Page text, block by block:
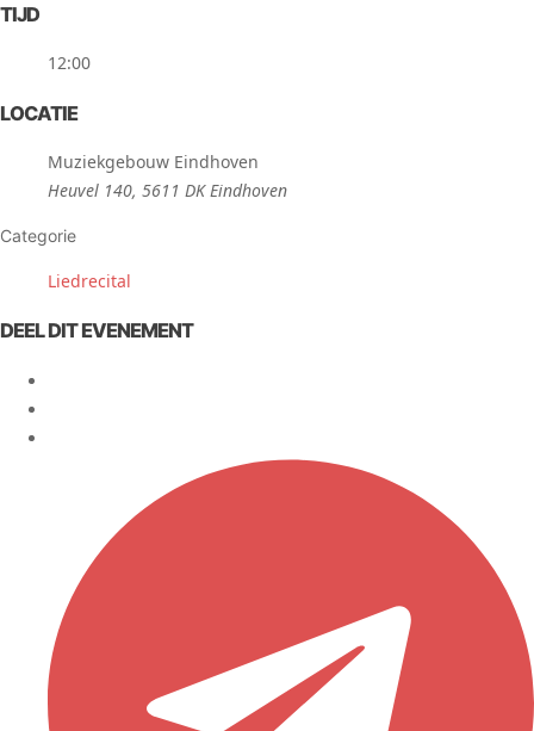
TIJD
12:00
LOCATIE
Muziekgebouw Eindhoven
Heuvel 140, 5611 DK Eindhoven
Categorie
Liedrecital
DEEL DIT EVENEMENT